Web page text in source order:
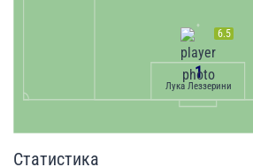
6.5
1
Лука Леззерини
Статистика